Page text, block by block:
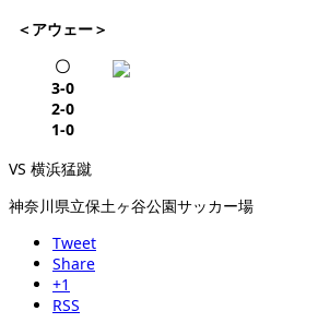
＜アウェー＞
〇
3-0
2-0
1-0
VS 横浜猛蹴
神奈川県立保土ヶ谷公園サッカー場
Tweet
Share
+1
RSS